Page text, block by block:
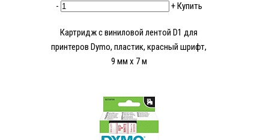
-
+Купить
Картридж с виниловой лентой D1 для
принтеров Dymo, пластик, красный шрифт,
9 мм х 7 м